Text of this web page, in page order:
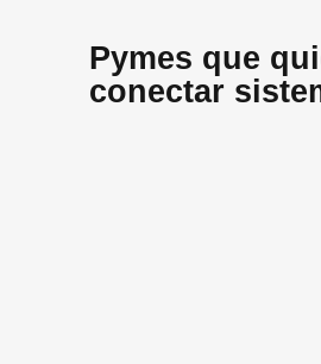
Pymes que
conectar